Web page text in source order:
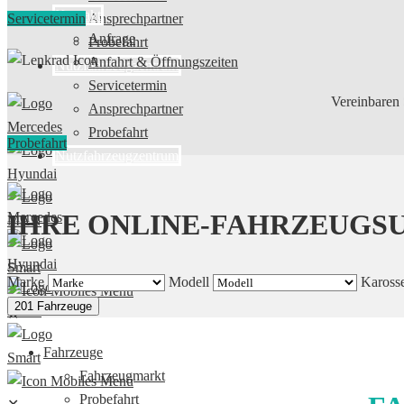
Ansprechpartner
Probefahrt
Nutzfahrzeugzentrum
✕
Fahrzeuge
Fahrzeugmarkt
Probefahrt
Kontakt
Anfrage
Anfahrt & Öffnungszeiten
Servicetermin
Ansprechpartner
Probefahrt
Nutzfahrzeugzentrum
Servicetermin
Vereinbaren
Probefahrt
IHRE ONLINE-
Marke Modell
201 Fahrzeuge